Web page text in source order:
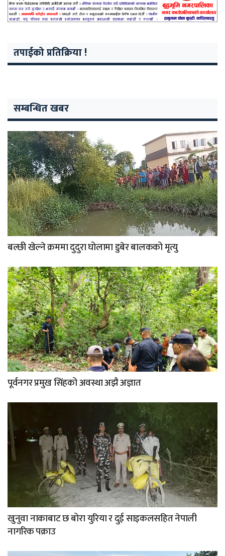
तपाईको प्रतिक्रिया !
सम्बन्धित खबर
बल्छी खेल्ने क्रममा दुदुरा घोलामा डुबेर बालकको मृत्यु
पूर्वनगर प्रमुख सिंहको अवस्था अझै अज्ञात
खुनुवा नाकाबाट छ बोरा युरिया र दुई साइकलसहित नेपाली
नागरिक पक्राउ